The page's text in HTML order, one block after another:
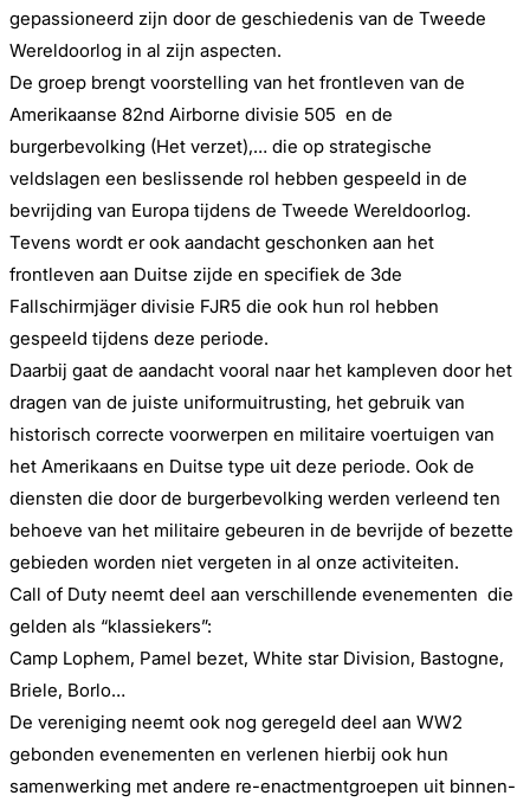
gepassioneerd zijn door de geschiedenis van de Tweede
Wereldoorlog in al zijn aspecten.
De groep brengt voorstelling van het frontleven van de
Amerikaanse 82nd Airborne divisie 505 en de
burgerbevolking (Het verzet),… die op strategische
veldslagen een beslissende rol hebben gespeeld in de
bevrijding van Europa tijdens de Tweede Wereldoorlog.
Tevens wordt er ook aandacht geschonken aan het
frontleven aan Duitse zijde en specifiek de 3de
Fallschirmjäger divisie FJR5 die ook hun rol hebben
gespeeld tijdens deze periode.
Daarbij gaat de aandacht vooral naar het kampleven door het
dragen van de juiste uniformuitrusting, het gebruik van
historisch correcte voorwerpen en militaire voertuigen van
het Amerikaans en Duitse type uit deze periode. Ook de
diensten die door de burgerbevolking werden verleend ten
behoeve van het militaire gebeuren in de bevrijde of bezette
gebieden worden niet vergeten in al onze activiteiten.
Call of Duty neemt deel aan verschillende evenementen die
gelden als “klassiekers”:
Camp Lophem, Pamel bezet, White star Division, Bastogne,
Briele, Borlo…
De vereniging neemt ook nog geregeld deel aan WW2
gebonden evenementen en verlenen hierbij ook hun
samenwerking met andere re-enactmentgroepen uit binnen-